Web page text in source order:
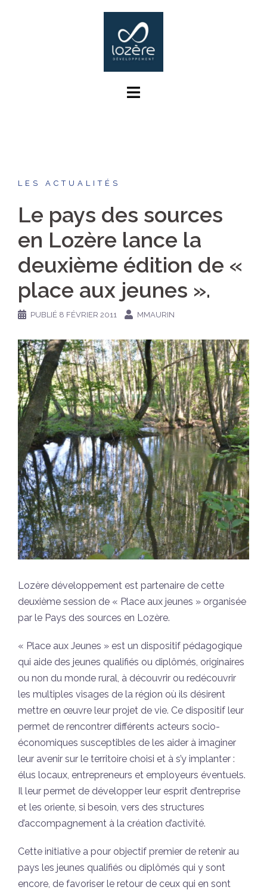
LES ACTUALITÉS
Le pays des sources
en Lozère lance la
deuxième édition de «
place aux jeunes ».
PUBLIÉ 8 FÉVRIER 2011 MMAURIN
Lozère développement est partenaire de cette
deuxième session de « Place aux jeunes » organisée
par le Pays des sources en Lozère.
« Place aux Jeunes » est un dispositif pédagogique
qui aide des jeunes qualifiés ou diplômés, originaires
ou non du monde rural, à découvrir ou redécouvrir
les multiples visages de la région où ils désirent
mettre en œuvre leur projet de vie. Ce dispositif leur
permet de rencontrer différents acteurs socio-
économiques susceptibles de les aider à imaginer
leur avenir sur le territoire choisi et à s’y implanter :
élus locaux, entrepreneurs et employeurs éventuels.
Il leur permet de développer leur esprit d’entreprise
et les oriente, si besoin, vers des structures
d’accompagnement à la création d’activité.
Cette initiative a pour objectif premier de retenir au
pays les jeunes qualifiés ou diplômés qui y sont
encore, de favoriser le retour de ceux qui en sont